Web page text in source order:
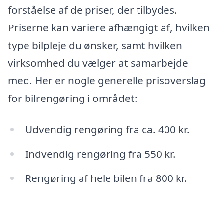
forståelse af de priser, der tilbydes.
Priserne kan variere afhængigt af, hvilken
type bilpleje du ønsker, samt hvilken
virksomhed du vælger at samarbejde
med. Her er nogle generelle prisoverslag
for bilrengøring i området:
Udvendig rengøring fra ca. 400 kr.
Indvendig rengøring fra 550 kr.
Rengøring af hele bilen fra 800 kr.